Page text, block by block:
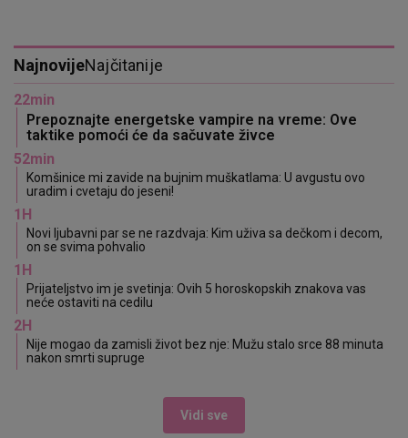
NajnovijeNajčitanije
22min
Prepoznajte energetske vampire na vreme: Ove
taktike pomoći će da sačuvate živce
52min
Komšinice mi zavide na bujnim muškatlama: U avgustu ovo
uradim i cvetaju do jeseni!
1H
Novi ljubavni par se ne razdvaja: Kim uživa sa dečkom i decom,
on se svima pohvalio
1H
Prijateljstvo im je svetinja: Ovih 5 horoskopskih znakova vas
neće ostaviti na cedilu
2H
Nije mogao da zamisli život bez nje: Mužu stalo srce 88 minuta
nakon smrti supruge
Vidi sve